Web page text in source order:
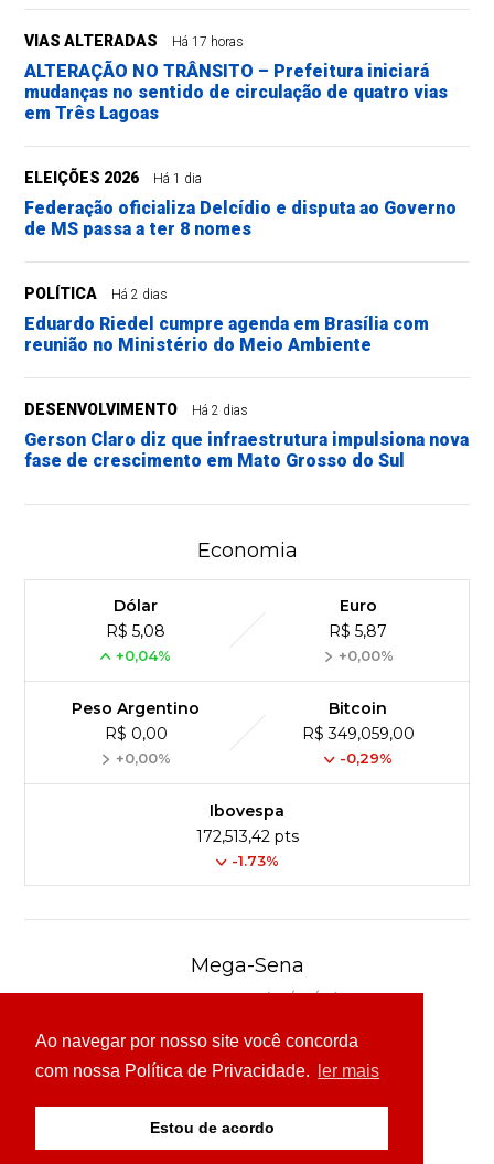
Ao navegar por nosso site você concorda
com nossa Política de Privacidade.
ler mais
Estou de acordo
VIAS ALTERADAS Há 17 horas
ALTERAÇÃO NO TRÂNSITO – Prefeitura iniciará
mudanças no sentido de circulação de quatro vias
em Três Lagoas
ELEIÇÕES 2026 Há 1 dia
Federação oficializa Delcídio e disputa ao Governo
de MS passa a ter 8 nomes
POLÍTICA Há 2 dias
Eduardo Riedel cumpre agenda em Brasília com
reunião no Ministério do Meio Ambiente
DESENVOLVIMENTO Há 2 dias
Gerson Claro diz que infraestrutura impulsiona nova
fase de crescimento em Mato Grosso do Sul
Economia
Dólar
R$ 5,08
+0,04%
Euro
R$ 5,87
+0,00%
Peso Argentino
R$ 0,00
+0,00%
Bitcoin
R$ 349,059,00
-0,29%
Ibovespa
172,513,42 pts
-1.73%
Mega-Sena
Concurso 3041 (06/08/26)
16 21 24 31 43